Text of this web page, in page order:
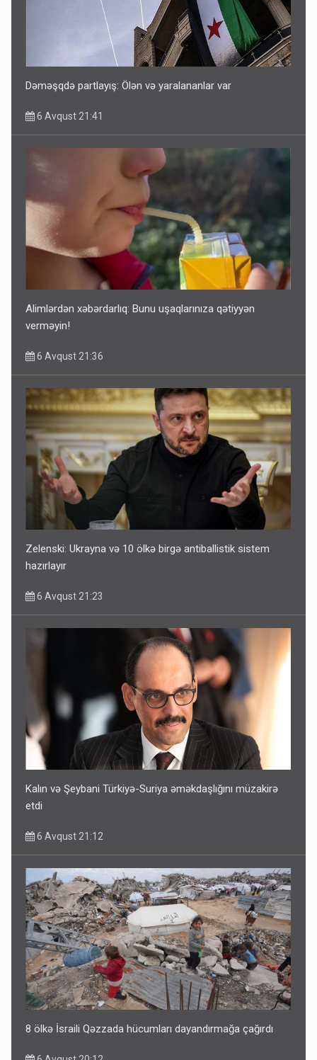
Dəməşqdə partlayış: Ölən və yaralananlar var
6 Avqust 21:41
Alimlərdən xəbərdarlıq: Bunu uşaqlarınıza qətiyyən
verməyin!
6 Avqust 21:36
Zelenski: Ukrayna və 10 ölkə birgə antiballistik sistem
hazırlayır
6 Avqust 21:23
Kalın və Şeybani Türkiyə-Suriya əməkdaşlığını müzakirə
etdi
6 Avqust 21:12
8 ölkə İsraili Qəzzada hücumları dayandırmağa çağırdı